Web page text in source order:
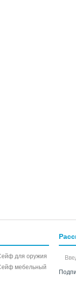
для оружия
мебельный